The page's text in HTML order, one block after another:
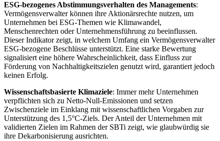
ESG-bezogenes Abstimmungsverhalten des Managements:
Vermögensverwalter können ihre Aktionärsrechte nutzen, um
Unternehmen bei ESG-Themen wie Klimawandel,
Menschenrechten oder Unternehmensführung zu beeinflussen.
Dieser Indikator zeigt, in welchem Umfang ein Vermögensverwalter
ESG-bezogene Beschlüsse unterstützt. Eine starke Bewertung
signalisiert eine höhere Wahrscheinlichkeit, dass Einfluss zur
Förderung von Nachhaltigkeitszielen genutzt wird, garantiert jedoch
keinen Erfolg.
Wissenschaftsbasierte Klimaziele: Immer mehr Unternehmen
verpflichten sich zu Netto-Null-Emissionen und setzen
Zwischenziele im Einklang mit wissenschaftlichen Vorgaben zur
Unterstützung des 1,5°C-Ziels. Der Anteil der Unternehmen mit
validierten Zielen im Rahmen der SBTi zeigt, wie glaubwürdig sie
ihre Dekarbonisierung ausrichten.